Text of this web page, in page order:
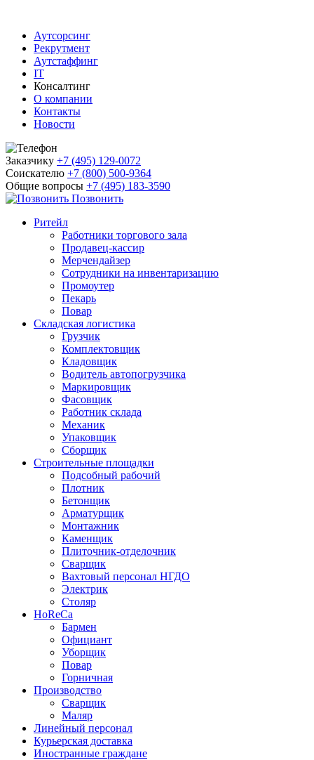
Аутсорсинг
Рекрутмент
Аутстаффинг
IT
Консалтинг
О компании
Контакты
Новости
Заказчику +7 (495) 129-0072
Соискателю +7 (800) 500-9364
Общие вопросы +7 (495) 183-3590
Позвонить
Ритейл
Работники торгового зала
Продавец-кассир
Мерчендайзер
Сотрудники на инвентаризацию
Промоутер
Пекарь
Повар
Складская логистика
Грузчик
Комплектовщик
Кладовщик
Водитель автопогрузчика
Маркировщик
Фасовщик
Работник склада
Механик
Упаковщик
Сборщик
Строительные площадки
Подсобный рабочий
Плотник
Бетонщик
Арматурщик
Монтажник
Каменщик
Плиточник-отделочник
Сварщик
Вахтовый персонал НГДО
Электрик
Столяр
HoReCa
Бармен
Официант
Уборщик
Повар
Горничная
Производство
Сварщик
Маляр
Линейный персонал
Курьерская доставка
Иностранные граждане